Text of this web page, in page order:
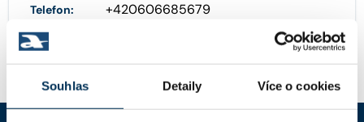
Souhlas Detaily Více o cookies
Telefon: +420606685679